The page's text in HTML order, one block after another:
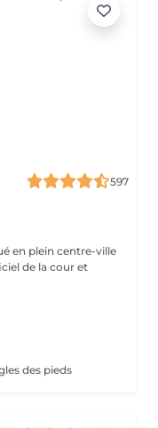
597
de la cour et
des pieds